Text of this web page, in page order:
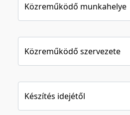
Közreműködő munkahelye
Közreműködő szervezete
Készítés idejétől